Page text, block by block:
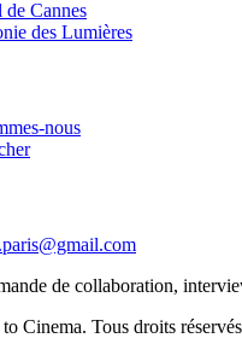
de Cannes
des Lumières
nous
de collaboration,
Cinema. Tous droits